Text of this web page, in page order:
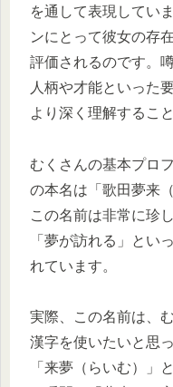
を通して表現してい
ンにとって彼女の存
評価されるのです。
人柄や才能といった
より深く理解するこ
むくさんの基本プロ
の本名は「歌田夢来
この名前は非常に珍
「夢が訪れる」とい
れています。
実際、この名前は、
漢字を使いたいと思
「来夢（らいむ）」